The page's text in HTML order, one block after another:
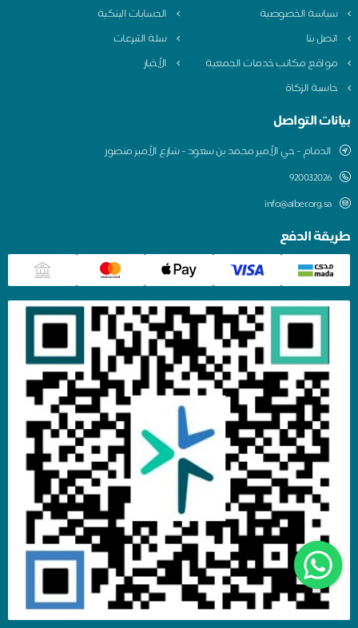
سياسة الخصوصية
الحسابات البنكية
اتصل بنا
سلة التبرعات
مواقع مكاتب خدمات الجمعية
الأخبار
حاسبة الزكاة
بيانات التواصل
الدمام - حي الأمير محمد بن سعود - شارع الأمير منصور
920032026
info@alber.org.sa
طريقة الدفع